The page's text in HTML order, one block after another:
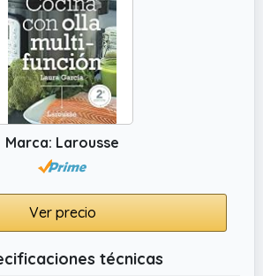
Marca: Larousse
Ver precio
técnicas